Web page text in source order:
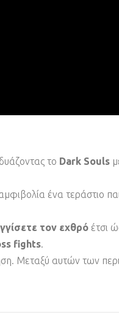
το Dark Souls
ένα τεράστιο
τον εχθρό έτσι
fights.
Μεταξύ αυτών των